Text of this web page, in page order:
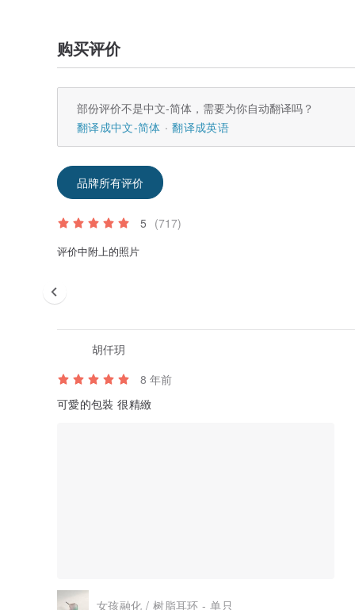
▸▸ 色彩可能因显示设备设定而呈现落差，若有问题欢迎
购买评价
部份评价不是中文-简体，需要为你自动翻译吗？
翻译成中文-简体
翻译成英语
品牌所有评价
5 (717)
评价中附上的照片
胡仟玥
8 年前
可愛的包裝 很精緻
女孩融化 / 树脂耳环 - 单只